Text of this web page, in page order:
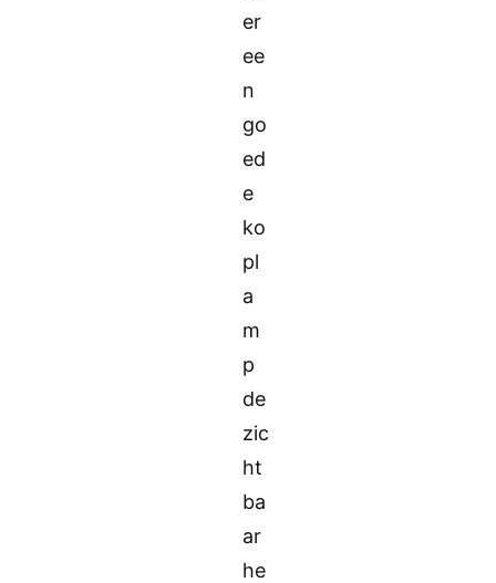
er
ee
n
go
ed
e
ko
pl
a
m
p
de
zic
ht
ba
ar
he